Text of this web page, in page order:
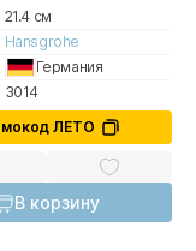
21.4 см
Hansgrohe
Германия
3014
ЛЕТО
В корзину